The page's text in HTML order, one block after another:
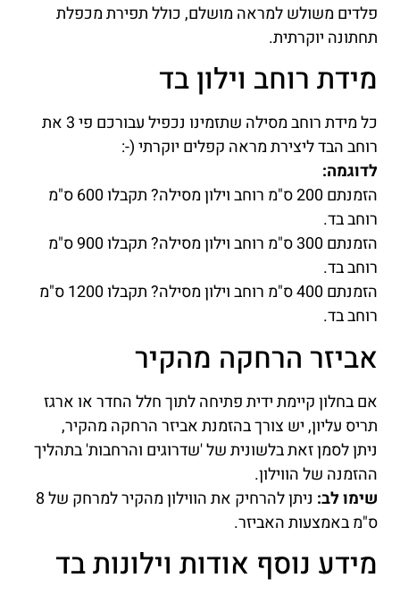
פלדים משולש למראה מושלם, כולל תפירת מכפלת
תחתונה יוקרתית.
מידת רוחב וילון בד
כל מידת רוחב מסילה שתזמינו נכפיל עבורכם פי 3 את
רוחב הבד ליצירת מראה קפלים יוקרתי (-:
לדוגמה:
הזמנתם 200 ס"מ רוחב וילון מסילה? תקבלו 600 ס"מ
רוחב בד.
הזמנתם 300 ס"מ רוחב וילון מסילה? תקבלו 900 ס"מ
רוחב בד.
הזמנתם 400 ס"מ רוחב וילון מסילה? תקבלו 1200 ס"מ
רוחב בד.
אביזר הרחקה מהקיר
אם בחלון קיימת ידית פתיחה לתוך חלל החדר או ארגז
תריס עליון, יש צורך בהזמנת אביזר הרחקה מהקיר,
ניתן לסמן זאת בלשונית של 'שדרוגים והרחבות' בתהליך
ההזמנה של הווילון.
שימו לב:
ניתן להרחיק את הווילון מהקיר למרחק של 8
ס"מ באמצעות האביזר.
מידע נוסף אודות וילונות בד